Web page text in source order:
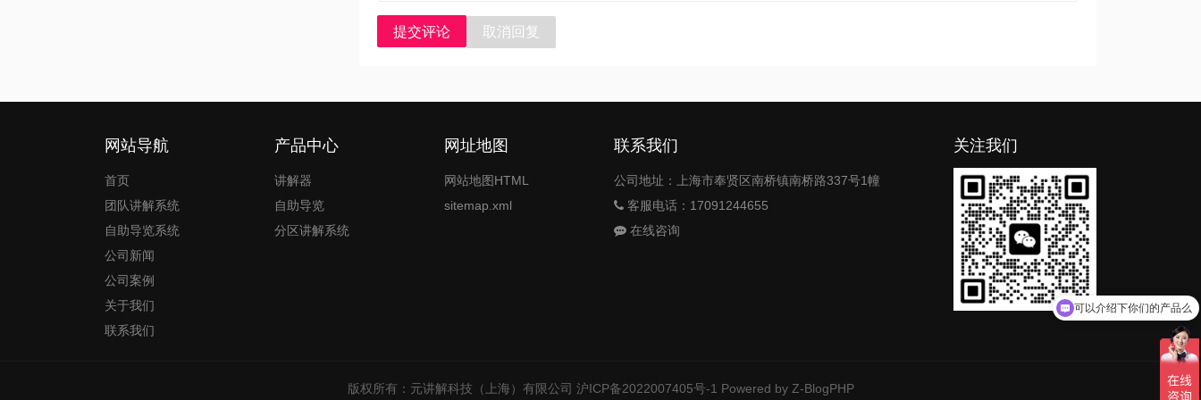
提交评论 取消回复
网站导航
首页
团队讲解系统
自助导览系统
公司新闻
公司案例
关于我们
联系我们
产品中心
讲解器
自助导览
分区讲解系统
网址地图
网站地图HTML
sitemap.xml
联系我们
公司地址：上海市奉贤区南桥镇南桥路337号1幢
客服电话：17091244655
在线咨询
关注我们
版权所有：元讲解科技（上海）有限公司 沪ICP备2022007405号-1 Powered by Z-BlogPHP
可以介绍下你们的产品么